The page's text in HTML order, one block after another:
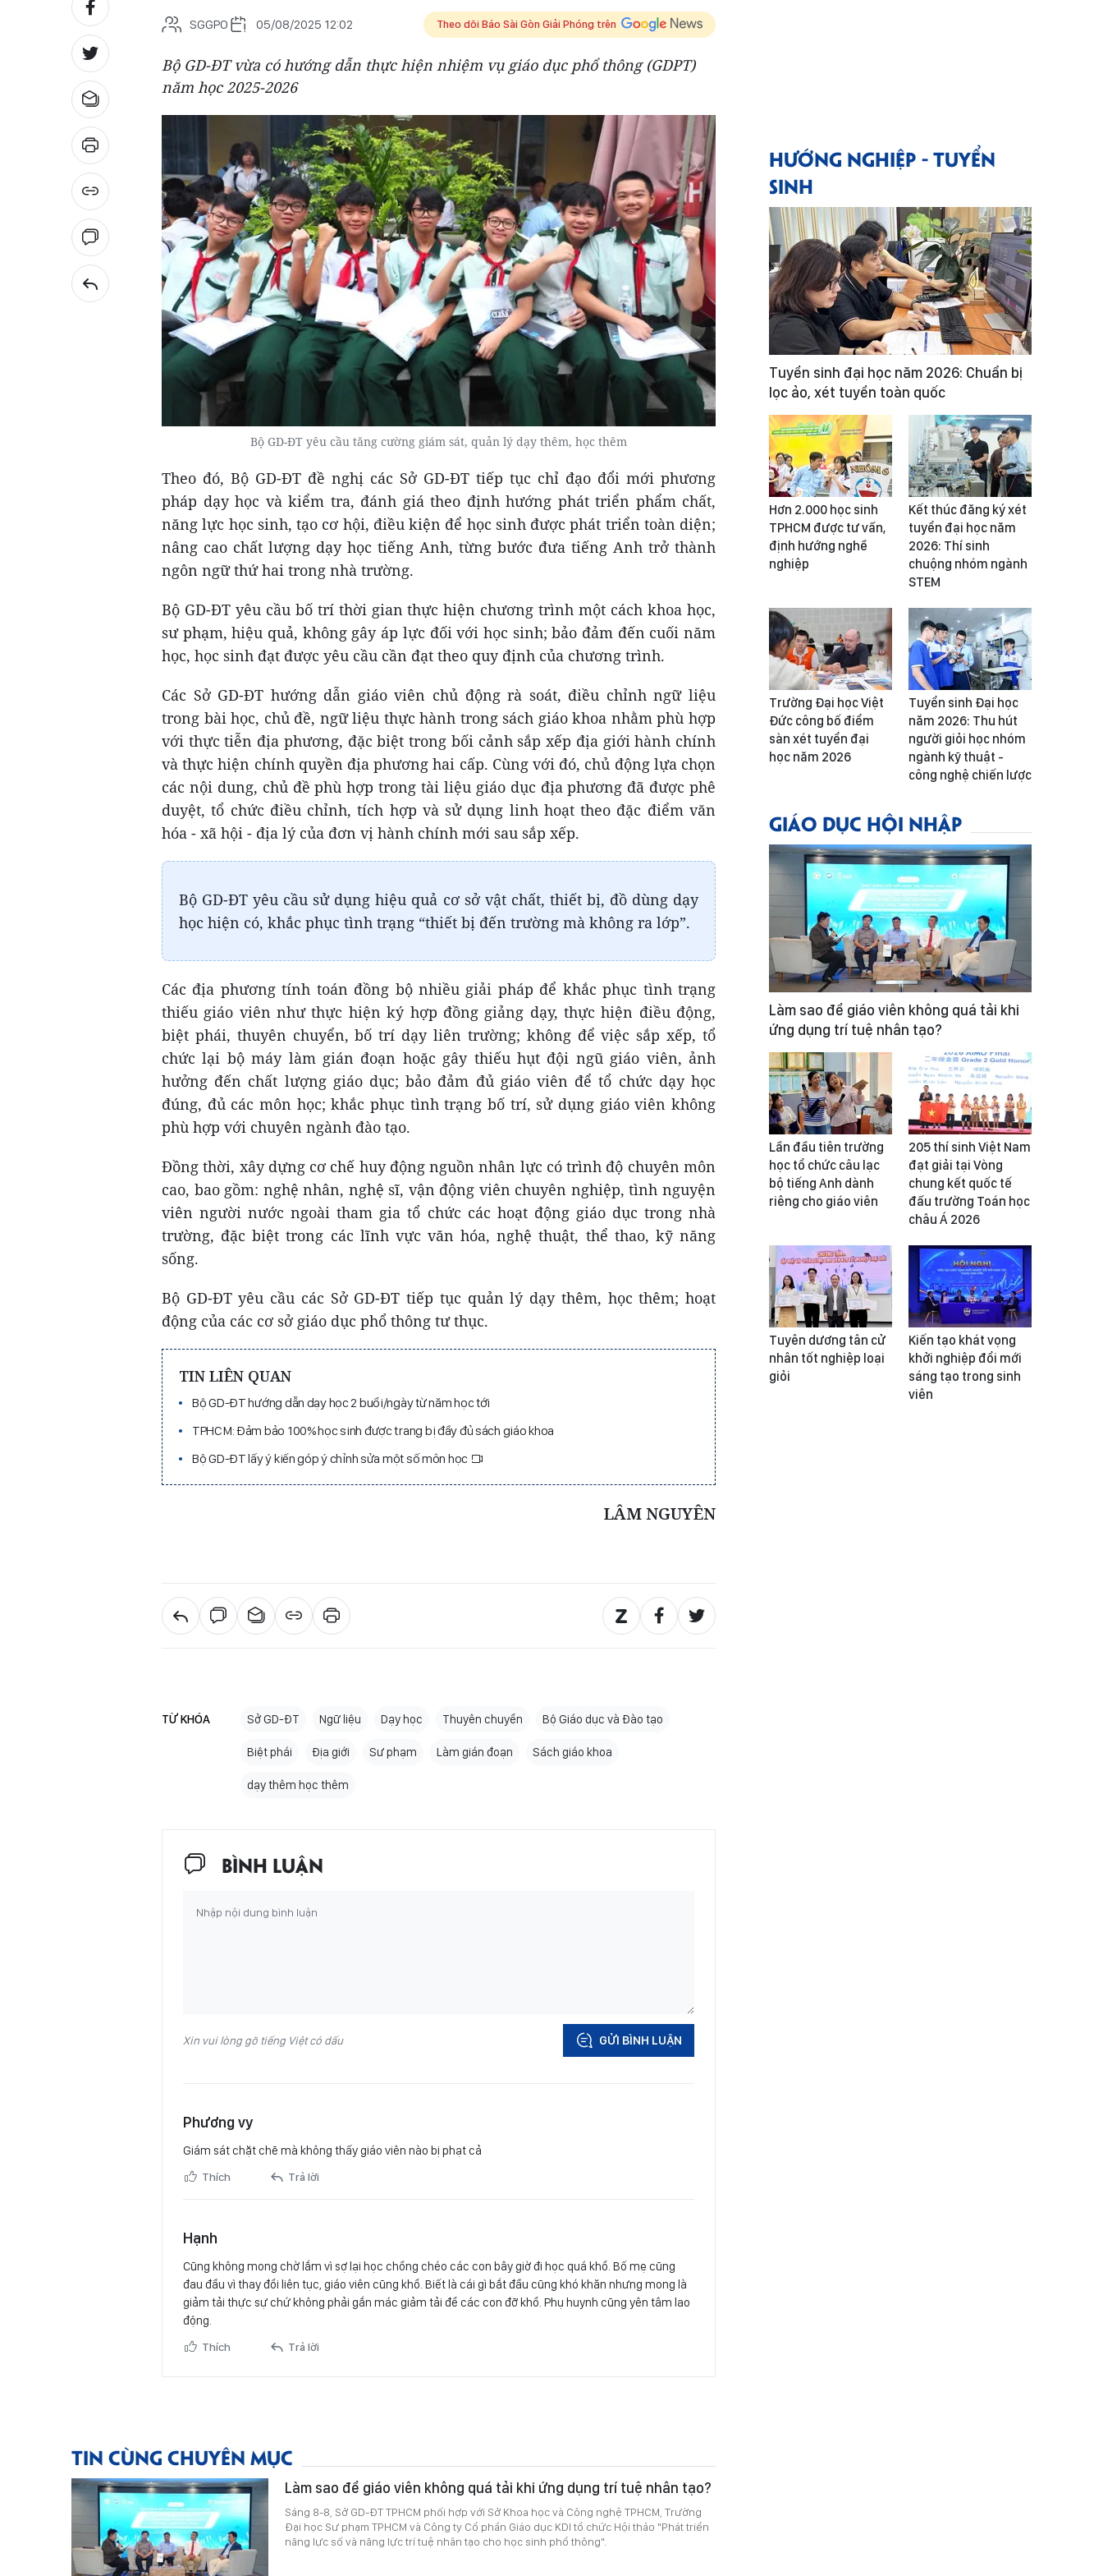
SGGPO 05/08/2025 12:02 Theo dõi Báo Sài Gòn Giải Phóng trên
Bộ GD-ĐT vừa có hướng dẫn thực hiện nhiệm vụ giáo dục phổ thông (GDPT)
năm học 2025-2026
Bộ GD-ĐT yêu cầu tăng cường giám sát, quản lý dạy thêm, học thêm
Theo đó, Bộ GD-ĐT đề nghị các Sở GD-ĐT tiếp tục chỉ đạo đổi mới phương
pháp dạy học và kiểm tra, đánh giá theo định hướng phát triển phẩm chất,
năng lực học sinh, tạo cơ hội, điều kiện để học sinh được phát triển toàn diện;
nâng cao chất lượng dạy học tiếng Anh, từng bước đưa tiếng Anh trở thành
ngôn ngữ thứ hai trong nhà trường.
Bộ GD-ĐT yêu cầu bố trí thời gian thực hiện chương trình một cách khoa học,
sư phạm, hiệu quả, không gây áp lực đối với học sinh; bảo đảm đến cuối năm
học, học sinh đạt được yêu cầu cần đạt theo quy định của chương trình.
Các Sở GD-ĐT hướng dẫn giáo viên chủ động rà soát, điều chỉnh ngữ liệu
trong bài học, chủ đề, ngữ liệu thực hành trong sách giáo khoa nhằm phù hợp
với thực tiễn địa phương, đặc biệt trong bối cảnh sắp xếp địa giới hành chính
và thực hiện chính quyền địa phương hai cấp. Cùng với đó, chủ động lựa chọn
các nội dung, chủ đề phù hợp trong tài liệu giáo dục địa phương đã được phê
duyệt, tổ chức điều chỉnh, tích hợp và sử dụng linh hoạt theo đặc điểm văn
hóa - xã hội - địa lý của đơn vị hành chính mới sau sắp xếp.
Bộ GD-ĐT yêu cầu sử dụng hiệu quả cơ sở vật chất, thiết bị, đồ dùng dạy
học hiện có, khắc phục tình trạng “thiết bị đến trường mà không ra lớp”.
Các địa phương tính toán đồng bộ nhiều giải pháp để khắc phục tình trạng
thiếu giáo viên như thực hiện ký hợp đồng giảng dạy, thực hiện điều động,
biệt phái, thuyên chuyển, bố trí dạy liên trường; không để việc sắp xếp, tổ
chức lại bộ máy làm gián đoạn hoặc gây thiếu hụt đội ngũ giáo viên, ảnh
hưởng đến chất lượng giáo dục; bảo đảm đủ giáo viên để tổ chức dạy học
đúng, đủ các môn học; khắc phục tình trạng bố trí, sử dụng giáo viên không
phù hợp với chuyên ngành đào tạo.
Đồng thời, xây dựng cơ chế huy động nguồn nhân lực có trình độ chuyên môn
cao, bao gồm: nghệ nhân, nghệ sĩ, vận động viên chuyên nghiệp, tình nguyện
viên người nước ngoài tham gia tổ chức các hoạt động giáo dục trong nhà
trường, đặc biệt trong các lĩnh vực văn hóa, nghệ thuật, thể thao, kỹ năng
sống.
Bộ GD-ĐT yêu cầu các Sở GD-ĐT tiếp tục quản lý dạy thêm, học thêm; hoạt
động của các cơ sở giáo dục phổ thông tư thục.
TIN LIÊN QUAN
Bộ GD-ĐT hướng dẫn dạy học 2 buổi/ngày từ năm học tới
TPHCM: Đảm bảo 100% học sinh được trang bị đầy đủ sách giáo khoa
Bộ GD-ĐT lấy ý kiến góp ý chỉnh sửa một số môn học
LÂM NGUYÊN
TỪ KHÓA Sở GD-ĐT Ngữ liệu Dạy học Thuyên chuyển Bộ Giáo dục và Đào tạo
Biệt phái Địa giới Sư phạm Làm gián đoạn Sách giáo khoa
dạy thêm học thêm
BÌNH LUẬN
Xin vui lòng gõ tiếng Việt có dấu GỬI BÌNH LUẬN
Phương vy
Giám sát chặt chẽ mà không thấy giáo viên nào bị phạt cả
Thích Trả lời
Hạnh
Cũng không mong chờ lắm vì sợ lại học chồng chéo các con bây giờ đi học quá khổ. Bố mẹ cũng
đau đầu vì thay đổi liên tục, giáo viên cũng khổ. Biết là cái gì bắt đầu cũng khó khăn nhưng mong là
giảm tải thực sự chứ không phải gắn mác giảm tải để các con đỡ khổ. Phụ huynh cũng yên tâm lao
động.
Thích Trả lời
TIN CÙNG CHUYÊN MỤC
Làm sao để giáo viên không quá tải khi ứng dụng trí tuệ nhân tạo?
Sáng 8-8, Sở GD-ĐT TPHCM phối hợp với Sở Khoa học và Công nghệ TPHCM, Trường
Đại học Sư phạm TPHCM và Công ty Cổ phần Giáo dục KDI tổ chức Hội thảo "Phát triển
năng lực số và năng lực trí tuệ nhân tạo cho học sinh phổ thông".
HƯỚNG NGHIỆP - TUYỂN
SINH
Tuyển sinh đại học năm 2026: Chuẩn bị
lọc ảo, xét tuyển toàn quốc
Hơn 2.000 học sinh
TPHCM được tư vấn,
định hướng nghề
nghiệp
Kết thúc đăng ký xét
tuyển đại học năm
2026: Thí sinh
chuộng nhóm ngành
STEM
Trường Đại học Việt
Đức công bố điểm
sàn xét tuyển đại
học năm 2026
Tuyển sinh Đại học
năm 2026: Thu hút
người giỏi học nhóm
ngành kỹ thuật -
công nghệ chiến lược
GIÁO DỤC HỘI NHẬP
Làm sao để giáo viên không quá tải khi
ứng dụng trí tuệ nhân tạo?
Lần đầu tiên trường
học tổ chức câu lạc
bộ tiếng Anh dành
riêng cho giáo viên
205 thí sinh Việt Nam
đạt giải tại Vòng
chung kết quốc tế
đấu trường Toán học
châu Á 2026
Tuyên dương tân cử
nhân tốt nghiệp loại
giỏi
Kiến tạo khát vọng
khởi nghiệp đổi mới
sáng tạo trong sinh
viên